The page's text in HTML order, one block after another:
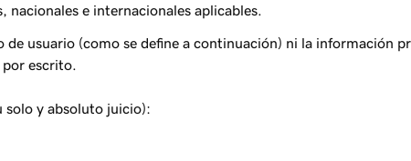
nacionales e internacionales aplicables.
usuario (como se define a continuación) ni la información
escrito.
solo y absoluto juicio):